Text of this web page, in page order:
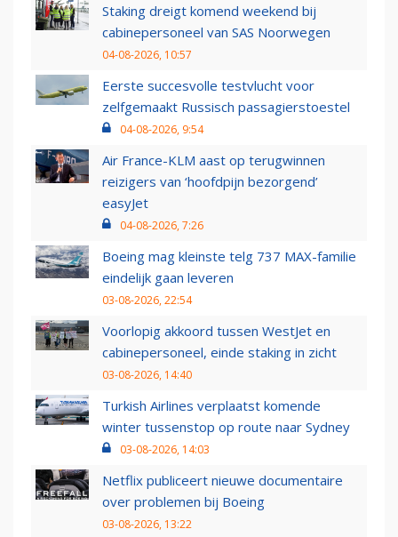
Staking dreigt komend weekend bij
cabinepersoneel van SAS Noorwegen
04-08-2026, 10:57
Eerste succesvolle testvlucht voor
zelfgemaakt Russisch passagierstoestel
04-08-2026, 9:54
Air France-KLM aast op terugwinnen
reizigers van ‘hoofdpijn bezorgend’
easyJet
04-08-2026, 7:26
Boeing mag kleinste telg 737 MAX-familie
eindelijk gaan leveren
03-08-2026, 22:54
Voorlopig akkoord tussen WestJet en
cabinepersoneel, einde staking in zicht
03-08-2026, 14:40
Turkish Airlines verplaatst komende
winter tussenstop op route naar Sydney
03-08-2026, 14:03
Netflix publiceert nieuwe documentaire
over problemen bij Boeing
03-08-2026, 13:22